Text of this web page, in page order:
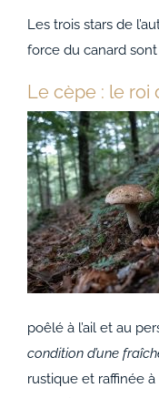
Les trois stars de
force du canard sont
Le cèpe : le roi
poêlé à l’ail et au
condition d’une
rustique et raffinée